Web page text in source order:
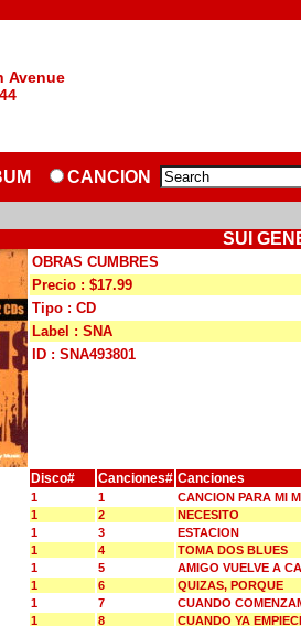
Avenue
CANCION
SUI
OBRAS CUMBRES
Precio : $17.99
Tipo : CD
Label : SNA
ID : SNA493801
Disco# Canciones# Canciones
1 1
CANCION PARA MI
1
2
NECESITO
1
3
ESTACION
1
4
TOMA DOS BLUES
1
5
AMIGO VUELVE A
1
6
QUIZAS, PORQUE
1
7
CUANDO
1
8
CUANDO YA